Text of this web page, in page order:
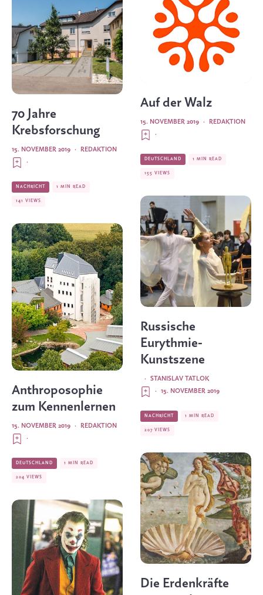
70 Jahre
Krebsforschung
REDAKTION
·
15. NOVEMBER 2019
·
NACHRICHT 1 MIN READ
141 VIEWS
Anthroposophie
zum Kennenlernen
REDAKTION
·
15. NOVEMBER 2019
·
DEUTSCHLAND 1 MIN READ
204 VIEWS
Auf der Walz
REDAKTION
·
15. NOVEMBER 2019
·
DEUTSCHLAND 1 MIN READ
155 VIEWS
Russische
Eurythmie-
Kunstszene
STANISLAV TATLOK
·
15. NOVEMBER 2019
·
NACHRICHT 1 MIN READ
207 VIEWS
Die Erdenkräfte